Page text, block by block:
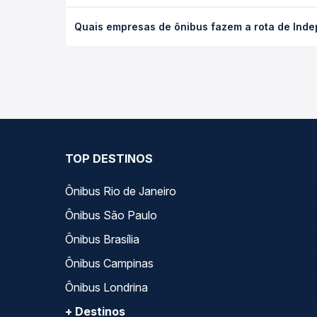
poltrona e a antecedência da compra. Na Quero
Quais empresas de ônibus fazem a rota de
TOP DESTINOS
Ônibus Rio de Janeiro
Ônibus São Paulo
Ônibus Brasília
Ônibus Campinas
Ônibus Londrina
+ Destinos